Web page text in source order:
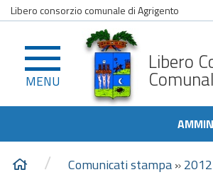
Libero consorzio comunale di Agrigento
MENU
Libero
/ Comunicati stampa»2012